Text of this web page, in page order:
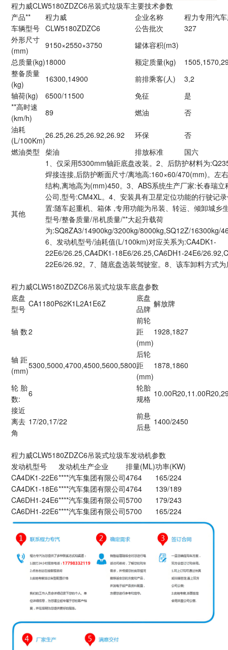
程力威CLW5180ZDZC6吊装式垃圾车主要技术参数
产品**
程力威 企业名称
程力专用汽
车辆型号 CLW5180ZDZC6 公告批次
327
外形尺寸
(mm)
9150×2550×3750
罐体容积(m3)
总质量(kg)18000 额定质量(kg)
整备质量
(kg)
16300,14900 前排乘客(人)
3,2
轴荷(kg)
6500/11500 免征
是
**高时速
(km/h)
89 燃油
否
油耗
(L/100Km)
26.25,26.25,26.92,26.92 环保
否
燃油类型
柴油 排放标准 国六
其他
1、仅采用5300mm轴距底盘改装。2、后防护材料为
焊接连接,后防护断面尺寸/离地高:160×60/470(mm)。左
结构,离地高为(mm)450。3、ABS系统生产厂家:长春瑞立
公司,型号:CM4XL。4、安装具有卫星定位功能的行驶记
置:随车起重机、箱体 ,专用功能为吊装、转运、倾卸城乡
型号/整备质量/吊机质量/**大起升载荷
为:SQ8ZA3/14900kg/3200kg/8000kg,SQ12Z/16300kg/
6、发动机型号/油耗值(L/100km)对应关系为:CA4DK1-
22E6/26.25,CA4DK1-18E6/26.25,CA6DH1-24E6/
22E6/26.92。7、随底盘选装驾驶室。8、该车卸料方式
程力威CLW5180ZDZC6吊装式垃圾车底盘参数
底盘
型号
CA1180P62K1L2A1E6Z
底盘
品牌
解放牌
轴 数2
前轮
距
(mm)
1928,1827
轴 距
(mm)
5300,5000,4700,4500,5600,5800
后轮
距
(mm)
1878,1860
轮 胎
数:
6
轮胎
规格
接近
离去
角
17/20,17/22
前悬
后悬
1400/2450
程力威CLW5180ZDZC6吊装式垃圾车发动机参数
发动机型号
发动机生产企业 排量(ML)功率(KW)
CA4DK1-22E6****汽车集团有限公司4764
165/224
CA4DK1-18E6****汽车集团有限公司4764
139/189
CA6DH1-24E6****汽车集团有限公司5700
179/243
CA6DH1-22E6****汽车集团有限公司5700 165/224